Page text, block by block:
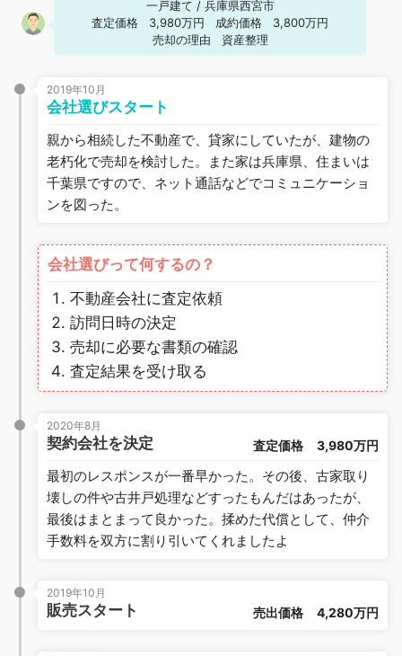
一戸建て / 兵庫県西宮市
査定価格
3,980万円 成約価格
3,800万円
売却の理由
資産整理
2019年10月
会社選びスタート
親から相続した不動産で、貸家にしていたが、建物の
老朽化で売却を検討した。また家は兵庫県、住まいは
千葉県ですので、ネット通話などでコミュニケーショ
ンを図った。
会社選びって何するの？
不動産会社に査定依頼
訪問日時の決定
売却に必要な書類の確認
査定結果を受け取る
2020年8月
契約会社を決定 査定価格 3,980万円
最初のレスポンスが一番早かった。その後、古家取り
壊しの件や古井戸処理などすったもんだはあったが、
最後はまとまって良かった。揉めた代償として、仲介
手数料を双方に割り引いてくれましたよ
2019年10月
販売スタート 売出価格 4,280万円